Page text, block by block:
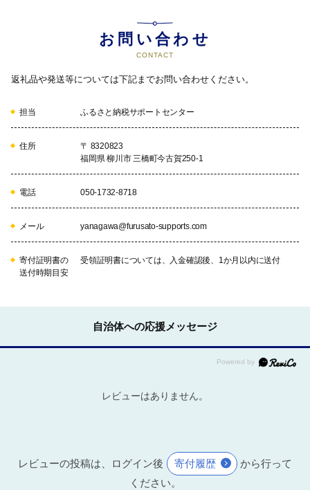
お問い合わせ
CONTACT
返礼品や発送等については下記までお問い合わせください。
担当 ふるさと納税サポートセンター
住所
〒 8320823
福岡県 柳川市 三橋町今古賀250-1
電話 050-1732-8718
メール yanagawa@furusato-supports.com
寄付証明書の
送付時期目安
受領証明書については、入金確認後、1か月以内に送付
自治体への応援メッセージ
レビューはありません。
レビューの投稿は、ログイン後 寄付履歴
から行って
ください。